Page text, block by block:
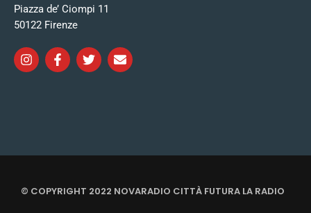
Piazza de’ Ciompi 11
50122 Firenze
© COPYRIGHT 2022 NOVARADIO CITTÀ FUTURA LA RADIO